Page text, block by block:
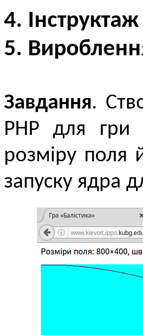
4.
5.
Завдання.
PHP для гри
розміру поля
запуску ядра